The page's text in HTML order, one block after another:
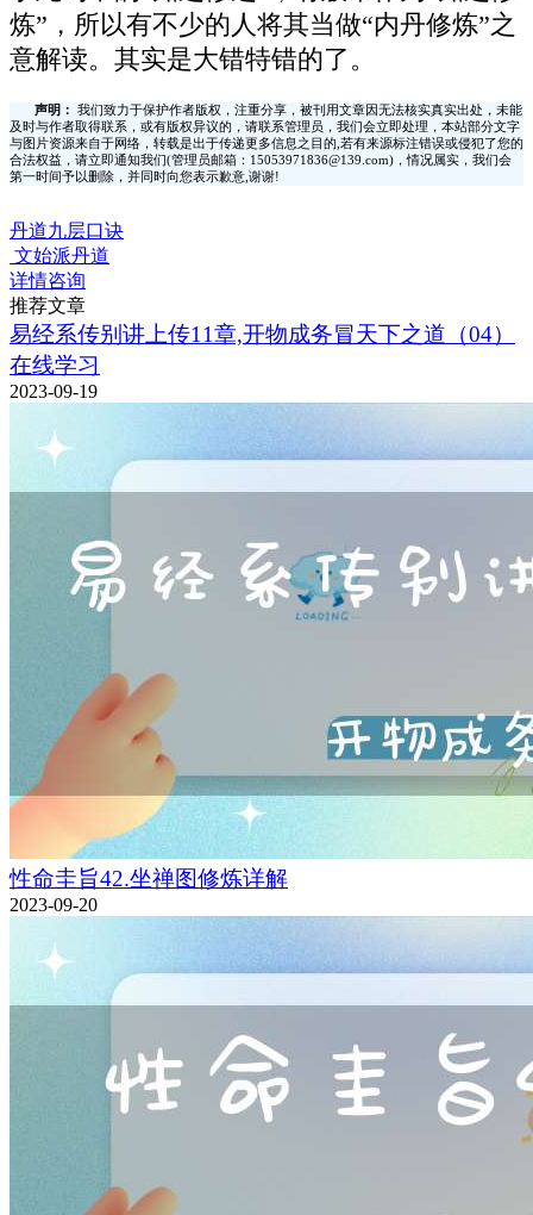
炼”，所以有不少的人将其当做“内丹修炼”之
意解读。其实是大错特错的了。
声明：
我们致力于保护作者版权，注重分享，被刊用文章因无法核实真实出处，未能
及时与作者取得联系，或有版权异议的，请联系管理员，我们会立即处理，本站部分文字
与图片资源来自于网络，转载是出于传递更多信息之目的,若有来源标注错误或侵犯了您的
合法权益，请立即通知我们(管理员邮箱：15053971836@139.com)，情况属实，我们会
第一时间予以删除，并同时向您表示歉意,谢谢!
丹道九层口诀
文始派丹道
详情咨询
推荐文章
易经系传别讲上传11章,开物成务冒天下之道（04）
在线学习
2023-09-19
性命圭旨42.坐禅图修炼详解
2023-09-20